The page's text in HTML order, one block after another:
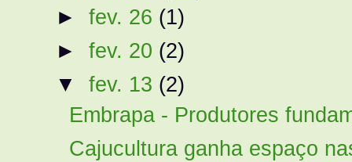
► fev. 26 (1)
► fev. 20 (2)
▼ fev. 13 (2)
Embrapa - Produtores
Cajucultura ganha espaço